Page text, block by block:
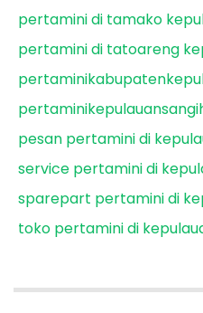
pertamini di tamako
pertamini di tatoareng
pesan pertamini di
service pertamini di
sparepart pertamini di
toko pertamini di